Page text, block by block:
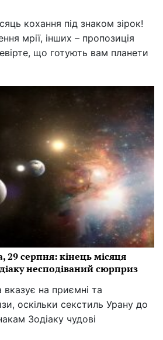
кохання під знаком зірок!
мрії, інших – пропозиція
що готують вам планети
29 серпня: кінець місяця
несподіваний сюрприз
на приємні та
оскільки секстиль Урану до
Зодіаку чудові